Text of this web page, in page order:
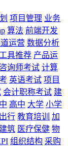
项目管理 业务
算法 前端开发
运营 数据分析
工具推荐 产品运
询师考试 计算
英语考试 项目
会计职称考试 建
高中 大学 小学
行 教育培训
加
筑 医疗保健 物
组织结构 采购